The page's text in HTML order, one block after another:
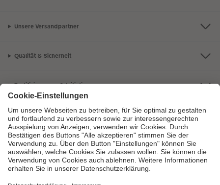
Unsere Versandpartner
Qualität & Sicherheit
Zertifizierungen & Initiativen
CEWE Fotowelt
Sortiment